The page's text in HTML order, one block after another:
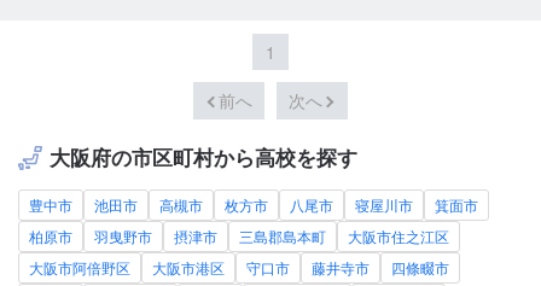
1
前へ 次へ
大阪府の市区町村から高校を探す
豊中市 池田市 高槻市 枚方市 八尾市 寝屋川市
箕面市
柏原市
羽曳野市 摂津市 三島郡島本町
大阪市住之江区
大阪市阿倍野区
大阪市港区 守口市 藤井寺市
四條畷市